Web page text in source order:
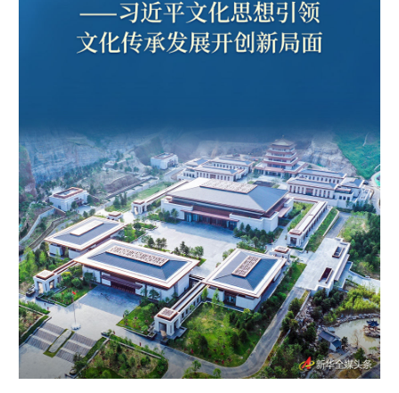
文化产业
辽宁 吉林 上海 江苏
浙江 安徽 福建 江西
山东 河南 湖北 湖南
广东 广西 海南 重庆
四川 贵州 云南 西藏
陕西 甘肃 青海 宁夏
新疆 内蒙古 黑龙江